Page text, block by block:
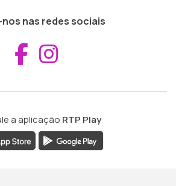
nas redes sociais
Aceder ao
a aplicação RTP Play